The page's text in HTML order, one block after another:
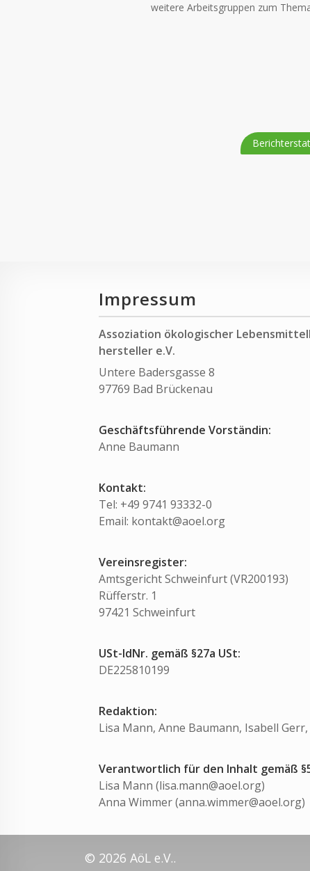
weitere Arbeitsgruppen zum
Impressum
Assoziation ökologischer
hersteller e.V.
Untere Badersgasse 8
97769 Bad Brückenau
Geschäftsführende Vorständin:
Anne Baumann
Kontakt:
Tel: +49 9741 93332-0
Email: kontakt@aoel.org
Vereinsregister:
Amtsgericht Schweinfurt (VR200193)
Rüfferstr. 1
97421 Schweinfurt
USt-IdNr. gemäß §27a USt:
DE225810199
Redaktion:
Lisa Mann, Anne Baumann, Isabell
Verantwortlich für den Inhalt gemäß
Lisa Mann (lisa.mann@aoel.org)
Anna Wimmer (anna.wimmer@aoel.org)
© 2026 AöL e.V..